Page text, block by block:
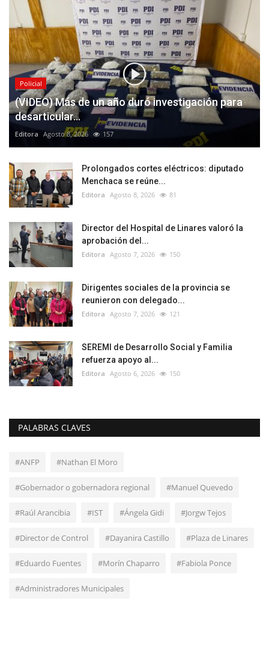
Policial
(VIDEO) Más de un año duró investigación para
desarticular...
Editora Agosto 8, 2026 157
Prolongados cortes eléctricos: diputado
Menchaca se reúne...
Editora Agosto 8, 2026 81
Director del Hospital de Linares valoró la
aprobación del...
Editora Agosto 7, 2026 150
Dirigentes sociales de la provincia se
reunieron con delegado...
Editora Agosto 7, 2026 121
SEREMI de Desarrollo Social y Familia
refuerza apoyo al...
Editora Agosto 6, 2026 150
PALABRAS CLAVES
#ANFP #Nathan El Moro
#Gobernador o gobernadora regional #Manuel Quevedo
#Raúl Arancibia #IST #Ángela Gidi #Jorgw Tejos
#Director de Control #Dayanira Castillo #Plaza de Linares
#Eduardo Fuentes #Morín Chaparro #Fabiola Ponce
#Administradores Municipales